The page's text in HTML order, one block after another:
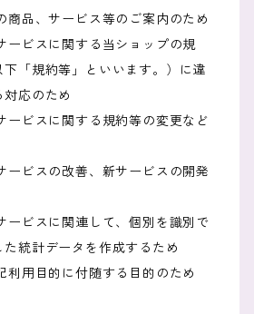
商品、サービス等のご案内のため
ービスに関する当ショップの規
「規約等」といいます。）に違
応のため
ービスに関する規約等の変更など
ービスの改善、新サービスの開発
ービスに関連して、個別を識別で
統計データを作成するため
利用目的に付随する目的のため